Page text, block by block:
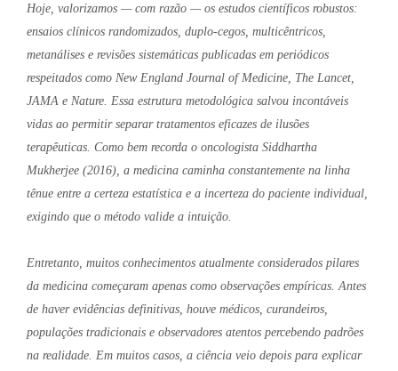
Hoje, valorizamos — com razão — os estudos científicos robustos:
ensaios clínicos randomizados, duplo-cegos, multicêntricos,
metanálises e revisões sistemáticas publicadas em periódicos
respeitados como New England Journal of Medicine, The Lancet,
JAMA e Nature. Essa estrutura metodológica salvou incontáveis
vidas ao permitir separar tratamentos eficazes de ilusões
terapêuticas. Como bem recorda o oncologista Siddhartha
Mukherjee (2016), a medicina caminha constantemente na linha
tênue entre a certeza estatística e a incerteza do paciente individual,
exigindo que o método valide a intuição.
Entretanto, muitos conhecimentos atualmente considerados pilares
da medicina começaram apenas como observações empíricas. Antes
de haver evidências definitivas, houve médicos, curandeiros,
populações tradicionais e observadores atentos percebendo padrões
na realidade. Em muitos casos, a ciência veio depois para explicar